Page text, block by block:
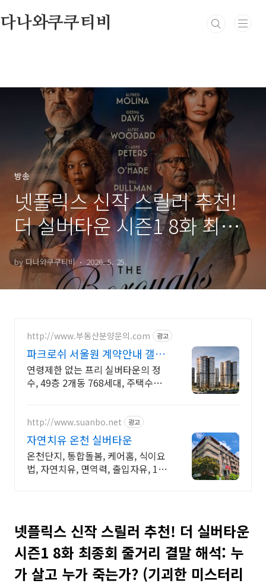
다나와쿠쿠티비
방송
넷플릭스 신작 스릴러 추천!
더 실버타운 시즌1 8화 최종
회 줄거리 결말 해석: 누가 살
고 누가 죽는가? (기괴한 미스
터리의 끝)
by 다나와쿠쿠티비 2026. 5. 25.
http://www.부동산분양문의.com 광고
파크로쉬 서울원 계약안내 갤러
리 방문예약
연령제한 없는 프리 실버타운의 정
수, 49층 2개동 768세대, 주택수제
http://www.suanbo.net 광고
자연치유 온천 실버타운
온천단지, 통합돌봄, 케어홈, 식이요
법, 자연치유, 면역력, 출입자유, 1인
넷플릭스 신작 스릴러 추천! 더 실버타운
시즌1 8화 최종회 줄거리 결말 해석: 누
가 살고 누가 죽는가? (기괴한 미스터리